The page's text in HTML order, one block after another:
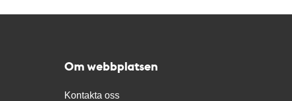
Om webbplatsen
Kontakta oss